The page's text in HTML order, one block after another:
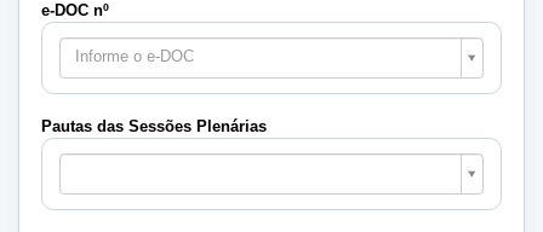
e-DOC nº
Informe o e-DOC
Pautas das Sessões Plenárias
Pautas
Sessões
Plenárias